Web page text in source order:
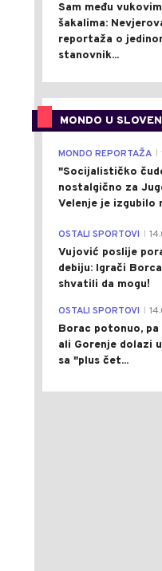
Sam među
šakalima:
reportaža o
stanovnik...
MONDO U
MONDO REPORTAŽA
"Socijalističko
nostalgično za
Velenje je izgubilo
OSTALI SPORTOVI
Vujović poslije
debiju: Igrači
shvatili da mogu!
OSTALI SPORTOVI
Borac potonuo,
ali Gorenje dolazi
sa "plus čet...